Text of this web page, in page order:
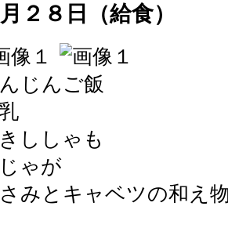
２８日（給食）
じんご飯
ししゃも
ゃが
みとキャベツの和え